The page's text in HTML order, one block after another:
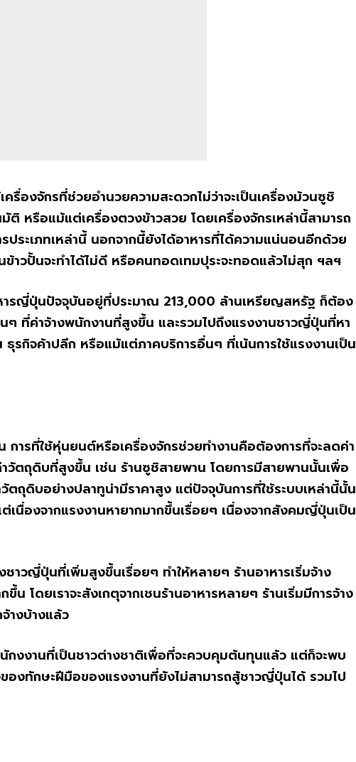
รื่องจักรที่ช่วยอำนวยความสะดวกไม่ว่าจะเป็นเครื่องม้วนซูชิ
ติ หรือแม้แต่เครื่องตวงข้าวสวย โดยเครื่องจักรเหล่านี้สามารถ
ประเภทเหล่านี้ นอกจากนี้ยังได้อาหารที่ได้ความแน่นอนอีกด้วย
ข้าวปั้นจะทำได้ไม่ดี หรือคนทอดเทมปุระจะทอดแล้วไม่สุก ฯลฯ
ารญี่ปุ่นปัจจุบันอยู่ที่ประมาณ 213,000 ล้านเหรียญสหรัฐ ก็ต้อง
ที่ค่าจ้างพนักงานที่สูงขึ้น และรวมไปถึงแรงงานชาวญี่ปุ่นที่หา
ธุรกิจค้าปลีก หรือแม้แต่ภาคบริการอื่นๆ ที่เน้นการใช้แรงงานเป็น
การที่ใช้หุ่นยนต์หรือเครื่องจักรช่วยทำงานคือต้องการที่จะลดค่า
วัตถุดิบที่สูงขึ้น เช่น ร้านซูชิสายพาน โดยการมีสายพานนั้นเพื่อ
ตถุดิบอย่างปลาทูน่ามีราคาสูง แต่ปัจจุบันการที่ใช้ระบบเหล่านี้นั้น
เนื่องจากแรงงานหายากมากขึ้นเรื่อยๆ เนื่องจากสังคมญี่ปุ่นเป็น
าวญี่ปุ่นที่เพิ่มสูงขึ้นเรื่อยๆ ทำให้หลายๆ ร้านอาหารเริ่มจ้าง
น โดยเราจะสังเกตุจากเชนร้านอาหารหลายๆ ร้านเริ่มมีการจ้าง
างบ้างแล้ว
กงงานที่เป็นชาวต่างชาติเพื่อที่จะควบคุมต้นทุนแล้ว แต่ก็จะพบ
งทักษะฝีมือของแรงงานที่ยังไม่สามารถสู้ชาวญี่ปุ่นได้ รวมไป